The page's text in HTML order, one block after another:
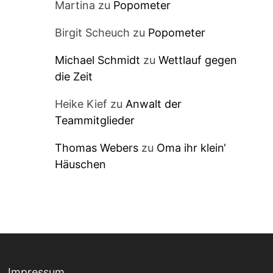
Martina zu Popometer
Birgit Scheuch zu Popometer
Michael Schmidt zu Wettlauf gegen
die Zeit
Heike Kief zu Anwalt der
Teammitglieder
Thomas Weberszu Oma ihr klein‘
Häuschen